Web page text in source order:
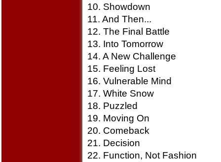
10. Showdown
11. And Then...
12. The Final Battle
13. Into Tomorrow
14. A New Challenge
15. Feeling Lost
16. Vulnerable Mind
17. White Snow
18. Puzzled
19. Moving On
20. Comeback
21. Decision
22. Function, Not Fashion